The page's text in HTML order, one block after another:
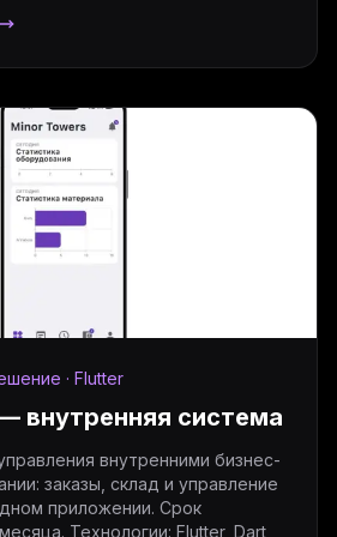
· Flutter
внутренняя система
внутренними бизнес-
заказы, склад и управление
приложении. Срок
Технологии: Flutter, Dart,